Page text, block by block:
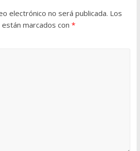
electrónico no será publicada. Los
marcados con *